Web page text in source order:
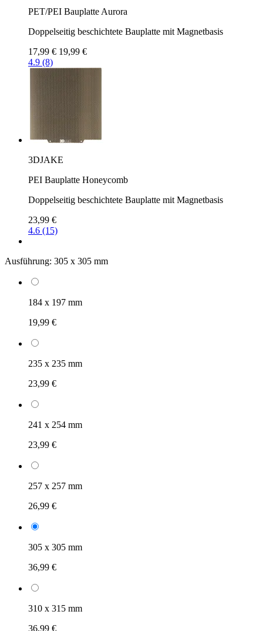
PET/PEI Bauplatte Aurora
Doppelseitig beschichtete Bauplatte mit Magnetbasis
17,99 € 19,99 €
4.9 (8)
3DJAKE
PEI Bauplatte Honeycomb
Doppelseitig beschichtete Bauplatte mit Magnetbasis
23,99 €
4.6 (15)
Ausführung: 305 x 305 mm
184 x 197 mm
19,99 €
235 x 235 mm
23,99 €
241 x 254 mm
23,99 €
257 x 257 mm
26,99 €
305 x 305 mm
36,99 €
310 x 315 mm
36,99 €